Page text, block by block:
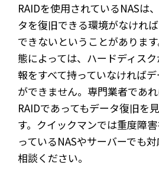
RAIDを使用されているNASは
タを復旧できる環境がなけれ
できないということがありま
態によっては、ハードディス
報をすべて持っていなければ
ができません。専門業者であ
RAIDであってもデータ復旧を
す。クイックマンでは重度障
っているNASやサーバーでも
相談ください。